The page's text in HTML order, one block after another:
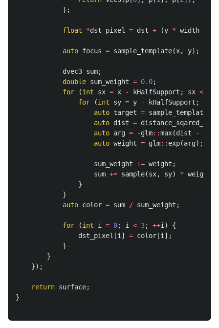
};
float *dst_pixel = dst + (y * width
auto focus = sample_template(x, y);
dvec3 sum;
double sum_weight = 0.0;
for
(int sx = x - kHalfSupport ; sx <=
for
(int sy = y - kHalfSupport ;
auto target = sample_template
auto dist =
auto arg = -glm::max(dist -
auto weight = glm:: exp(arg);
sum_weight += weight ;
sum += sample(sx, sy) * weight
}
}
auto color = sum / sum_weight ;
for (int i = 0; i < 3; ++i )
{
dst_pixel [i ] = color [i ];
}
}
});
return surface;
}